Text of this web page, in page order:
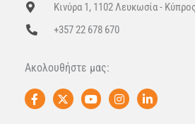
Κινύρα 1, 1102 Λευκωσία -
+357 22 678 670
Ακολουθήστε μας:
F
a
X
-
Y
o
I
n
L
i